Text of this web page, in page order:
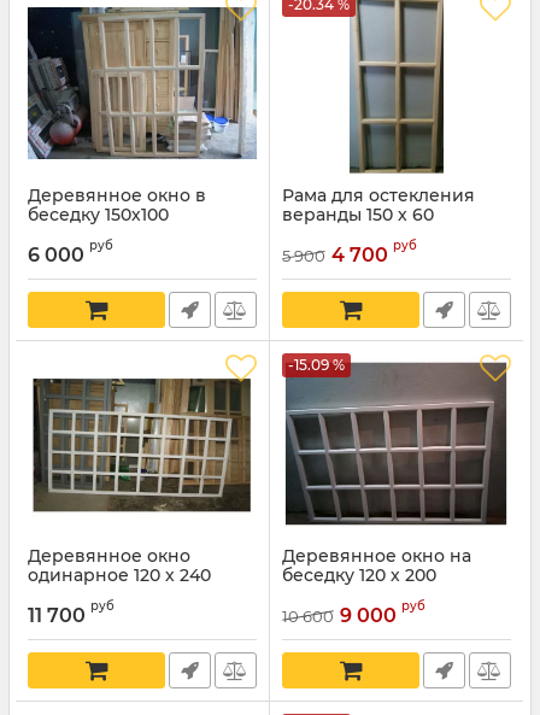
Деревянное окно в
беседку 150х100
6 000 руб
-20.34 %
Рама для остекления
веранды 150 х 60
5 900 4 700 руб
Деревянное окно
одинарное 120 х 240
11 700 руб
-15.09 %
Деревянное окно на
беседку 120 х 200
10 600 9 000 руб